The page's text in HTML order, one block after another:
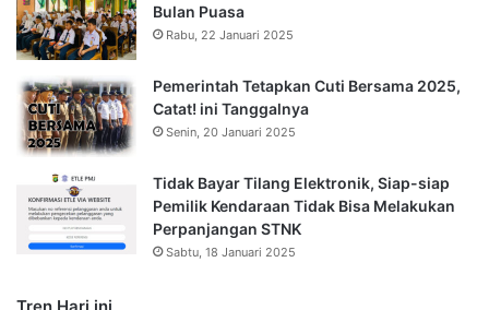
Bulan Puasa
Rabu, 22 Januari 2025
Pemerintah Tetapkan Cuti Bersama 2025,
Catat! ini Tanggalnya
Senin, 20 Januari 2025
Tidak Bayar Tilang Elektronik, Siap-siap
Pemilik Kendaraan Tidak Bisa Melakukan
Perpanjangan STNK
Sabtu, 18 Januari 2025